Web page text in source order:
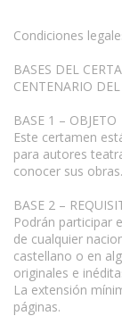
Condiciones
BASES DEL
CENTENARIO
BASE 1 – OBJETO
Este certamen
para autores
conocer sus obras.
BASE 2 –
Podrán participar
de cualquier
castellano o en
originales e
La extensión
páginas.